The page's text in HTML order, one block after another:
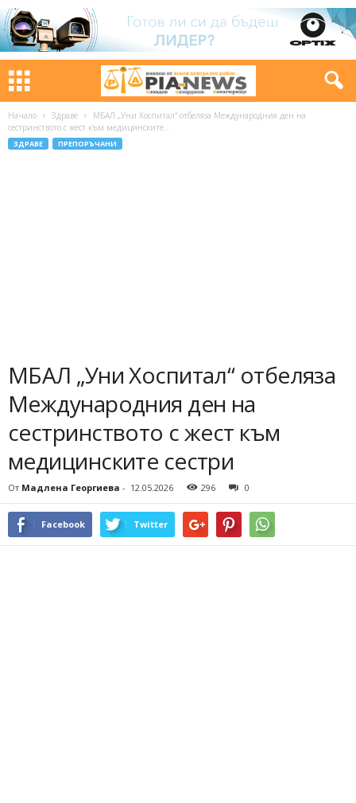
Начало Здраве
МБАЛ „Уни Хоспитал“ отбеляза Международния ден на
сестринството с жест към медицинските...
ЗДРАВЕ ПРЕПОРЪЧАНИ
МБАЛ „Уни Хоспитал“ отбеляза
Международния ден на
сестринството с жест към
медицинските сестри
От Мадлена Георгиева - 12.05.2026 296 0
Facebook Twitter